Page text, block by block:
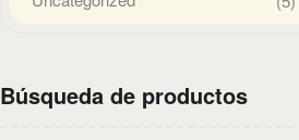
Búsqueda de productos